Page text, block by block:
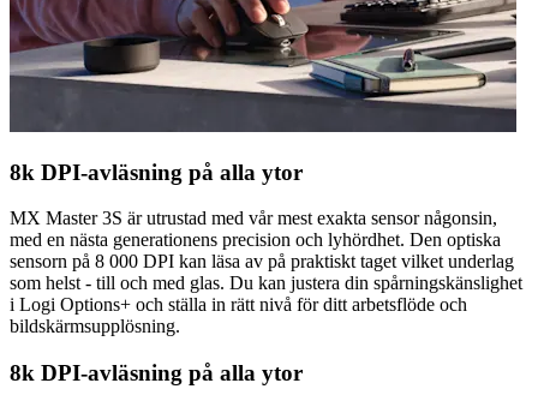
8k DPI-avläsning på alla ytor
MX Master 3S är utrustad med vår mest exakta sensor någonsin,
med en nästa generationens precision och lyhördhet. Den optiska
sensorn på 8 000 DPI kan läsa av på praktiskt taget vilket underlag
som helst - till och med glas. Du kan justera din spårningskänslighet
i Logi Options+ och ställa in rätt nivå för ditt arbetsflöde och
bildskärmsupplösning.
8k DPI-avläsning på alla ytor